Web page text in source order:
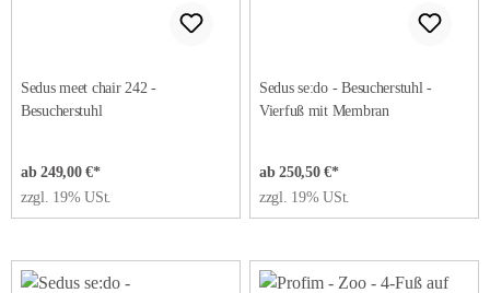
Sedus meet chair 242 -
Besucherstuhl
ab 249,00 €*
zzgl. 19% USt.
Sedus se:do - Besucherstuhl -
Vierfuß mit Membran
ab 250,50 €*
zzgl. 19% USt.